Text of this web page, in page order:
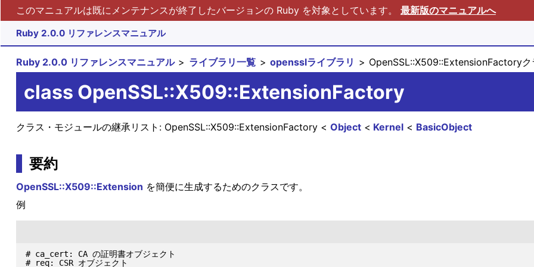
このマニュアルは既にメンテナンスが終了したバージョンの Ruby を対象としています。 最新版のマニュアルへ
Ruby 2.0.0 リファレンスマニュアル
Ruby 2.0.0 リファレンスマニュアル ライブラリ一覧 opensslライブラリ OpenSSL::X509::ExtensionFactoryク
class OpenSSL::X509::ExtensionFactory
クラス・モジュールの継承リスト: BasicObject
Kernel
Object
OpenSSL::X509::ExtensionFactory
要約
OpenSSL::X509::Extension を簡便に生成するためのクラスです。
例
# ca_cert: CA の証明書オブジェクト
# req: CSR オブジェクト